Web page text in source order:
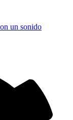
un sonido